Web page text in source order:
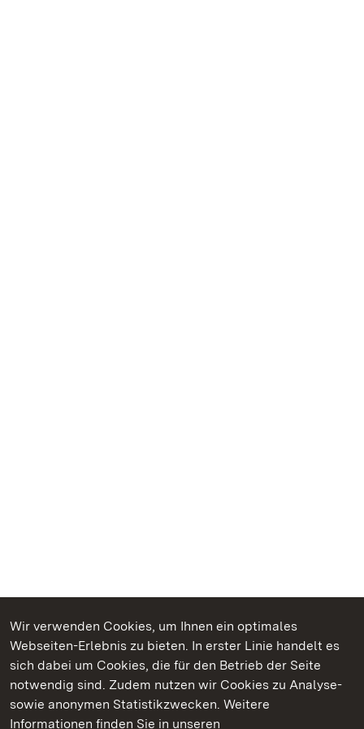
Wir verwenden Cookies, um Ihnen ein optimales
Webseiten-Erlebnis zu bieten. In erster Linie handelt es
sich dabei um Cookies, die für den Betrieb der Seite
notwendig sind. Zudem nutzen wir Cookies zu Analyse-
sowie anonymen Statistikzwecken. Weitere
Informationen finden Sie in unseren
Kommen. Staunen. Genießen.